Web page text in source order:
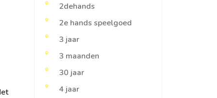
2dehands
2e hands speelgoed
3 jaar
3 maanden
30 jaar
4 jaar